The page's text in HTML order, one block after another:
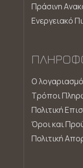
Πράσινη
Ενεργειακό
Ο
Τρόποι
Πολιτική
Όροι και
Πολιτική